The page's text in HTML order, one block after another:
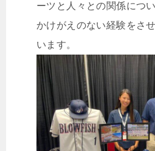
ーツと人々との関係につ
かけがえのない経験をさ
います。